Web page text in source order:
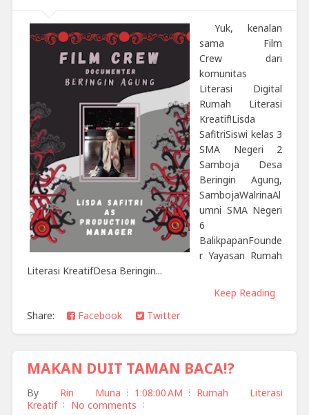
Yuk, kenalan
sama Film
Crew dari
komunitas
Literasi Digital
Rumah Literasi
Kreatif!Lisda
SafitriSiswi kelas 3
SMA Negeri 2
Samboja Desa
Beringin Agung,
SambojaWalrinaAl
umni SMA Negeri
6
BalikpapanFounde
r Yayasan Rumah
Literasi KreatifDesa Beringin...
Keep Reading
Share:
Facebook Twitter
MAKAN DUIT TAMAN BACA!?
By Rin Muna 1:08:00 AM
Rumah Literasi
Kreatif
No comments